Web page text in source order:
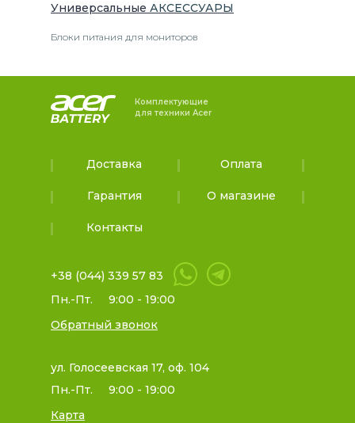
Универсальные АКСЕССУАРЫ
Блоки питания для мониторов
Комплектующие
для техники Acer
Доставка Оплата
Гарантия О магазине
Контакты
+38 (044) 339 57 83
Пн.-Пт.
9:00 - 19:00
Обратный звонок
ул. Голосеевская 17, оф. 104
Пн.-Пт.
9:00 - 19:00
Карта